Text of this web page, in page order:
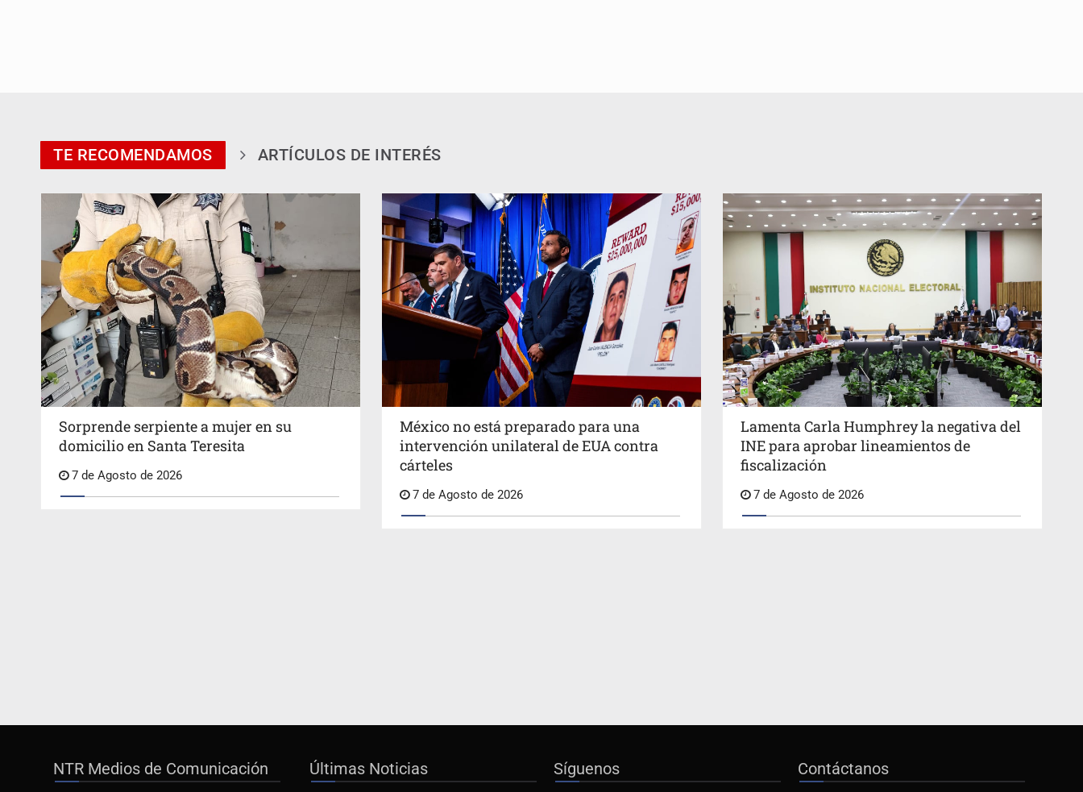
TE RECOMENDAMOS ARTÍCULOS DE INTERÉS
Sorprende serpiente a mujer en su
domicilio en Santa Teresita
7 de Agosto de 2026
México no está preparado para una
intervención unilateral de EUA contra
cárteles
7 de Agosto de 2026
Lamenta Carla Humphrey la negativa del
INE para aprobar lineamientos de
fiscalización
7 de Agosto de 2026
NTR Medios de Comunicación Últimas Noticias Síguenos Contáctanos